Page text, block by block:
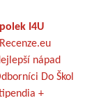
I4U
nápad
Do Škol
+